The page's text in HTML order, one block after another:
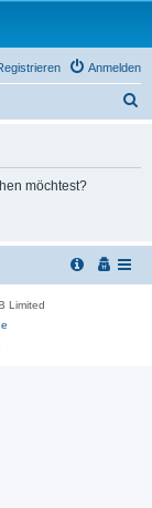
Anmelden
möchtest?
Limited